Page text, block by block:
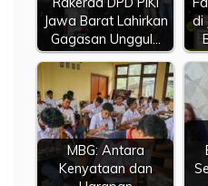
Jawa Barat Lahirkan
Gagasan Unggul…
di
MBG: Antara
Kenyataan dan